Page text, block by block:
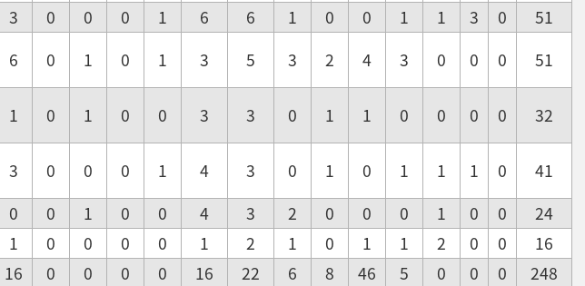
3 0 0 0 1 6 6 1 0 0 1 1 3 0
51
6 0 1 0 1 3 5 3 2 4 3 0 0 0
51
1 0 1 0 0 3 3 0 1 1 0 0 0 0
32
3 0 0 0 1 4 3 0 1 0 1 1 1 0
41
0 0 1 0 0 4 3 2 0 0 0 1 0 0
24
1 0 0 0 0 1 2 1 0 1 1 2 0 0
16
16 0 0 0 0 16 22 6 8 46 5 0 0 0
248